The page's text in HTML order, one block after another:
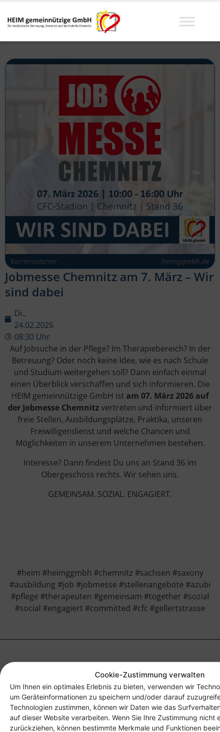
Cookie-Zustimmung verwalten
Um Ihnen ein optimales Erlebnis zu bieten, verwenden wir
um Geräteinformationen zu speichern und/oder darauf
Technologien zustimmen, können wir Daten wie das
auf dieser Website verarbeiten. Wenn Sie Ihre Zustimmung nicht
zurückziehen, können bestimmte Merkmale und Funktionen
Jobmesse Chemnitz am 7. März – Wir
sind dabei
Di.,
24.02.2026
08:30 Uhr
Auf Jobsuche in der Pflege? Im Therapiebereich? In der
Betreuung? Oder noch keine Idee, wie es nach Schule
und Studium weitergehen soll? Dann einfach einmal
einen Überblick verschaffen und sich informieren. Die
HEIM gemeinnützige GmbH ist am 07. März 2026 auf
der Jobmesse Chemnitz vertreten und informiert über
freie Stellen, Ausbildungsplätze, Praktika, unseren
Freiwilligendienst und welche Chancen und
Möglichkeiten in unserem Unternehmen bestehen.
Interesse? Dann findest Du uns an Stand 36 im
Obergeschoss rechts. Wir sehen uns.
GEMEINSAM. SOZIAL. ENGAGIERT.
#heim #heimggmbh #chemnitz #sachsen #saxony
#ausbildung #job #jobmesse #stellenangebote #azubi
#pflege #therapeuten #gemeinsam #together #sozial
#social #engagiert #committed #cfc #gellertstrasse
Anschrift